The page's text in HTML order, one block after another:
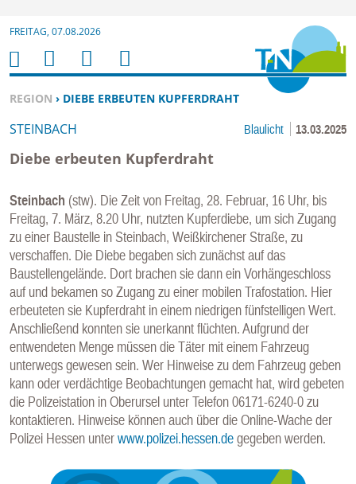
Zum Inhalt springen ↓
FREITAG, 07.08.2026
SIE BEFINDEN SICH HIER:
REGION › DIEBE ERBEUTEN KUPFERDRAHT
STEINBACH Blaulicht 13.03.2025
Diebe erbeuten Kupferdraht
Steinbach (stw). Die Zeit von Freitag, 28. Februar, 16 Uhr, bis
Freitag, 7. März, 8.20 Uhr, nutzten Kupferdiebe, um sich Zugang
zu einer Baustelle in Steinbach, Weißkirchener Straße, zu
verschaffen. Die Diebe begaben sich zunächst auf das
Baustellengelände. Dort brachen sie dann ein Vorhängeschloss
auf und bekamen so Zugang zu einer mobilen Trafostation. Hier
erbeuteten sie Kupferdraht in einem niedrigen fünfstelligen Wert.
Anschließend konnten sie unerkannt flüchten. Aufgrund der
entwendeten Menge müssen die Täter mit einem Fahrzeug
unterwegs gewesen sein. Wer Hinweise zu dem Fahrzeug geben
kann oder verdächtige Beobachtungen gemacht hat, wird gebeten
die Polizeistation in Oberursel unter Telefon 06171-6240-0 zu
kontaktieren. Hinweise können auch über die Online-Wache der
Polizei Hessen unterwww.polizei.hessen.degegeben werden.
H
O
M
E
M
E
N
U
S
U
E
B
E
T
E
R
F
U
N
K
TI
O
N
E
N